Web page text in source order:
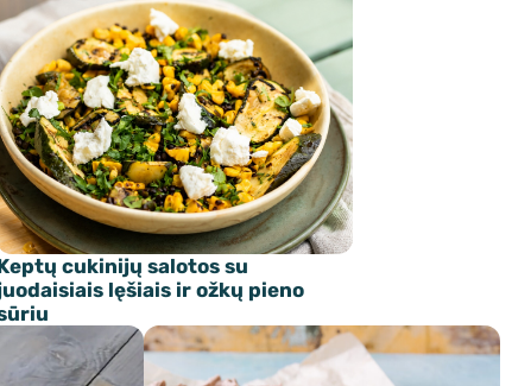
cukinijų salotos su
lęšiais ir ožkų pieno